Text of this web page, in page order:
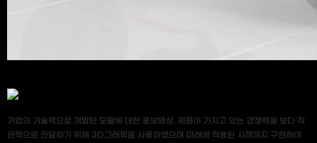
기업의 기술력으로 개발된 모듈에 대한 홍보영상. 제품이 가지고 있는 경쟁력을 보다 직
관적으로 전달하기 위해 3D그래픽을 사용하였으며 미래에 적용된 사례까지 구현하여